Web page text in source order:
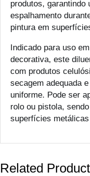
produtos, garantindo
espalhamento
pintura em
Indicado para uso
decorativa, este
com produtos
secagem adequada
uniforme. Pode ser
rolo ou pistola,
superfícies
Related